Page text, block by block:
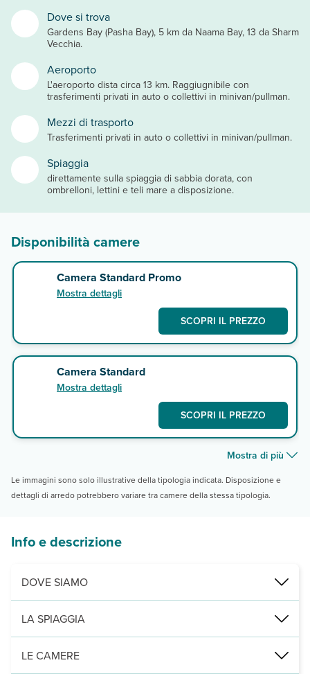
Dove si trova
Gardens Bay (Pasha Bay), 5 km da Naama Bay, 13 da Sharm
Vecchia.
Aeroporto
L'aeroporto dista circa 13 km. Raggiugnibile con
trasferimenti privati in auto o collettivi in minivan/pullman.
Mezzi di trasporto
Trasferimenti privati in auto o collettivi in minivan/pullman.
Spiaggia
direttamente sulla spiaggia di sabbia dorata, con
ombrelloni, lettini e teli mare a disposizione.
Disponibilità camere
Camera Standard Promo
Mostra dettagli
SCOPRI IL PREZZO
Camera Standard
Mostra dettagli
SCOPRI IL PREZZO
Mostra di più
Le immagini sono solo illustrative della tipologia indicata. Disposizione e
dettagli di arredo potrebbero variare tra camere della stessa tipologia.
Info e descrizione
DOVE SIAMO
Gardens Bay (Pasha Bay), direttamente sul mare, 5 km da
LA SPIAGGIA
di sabbia dorata, con ombrelloni, lettini e teli mare a
LE CAMERE